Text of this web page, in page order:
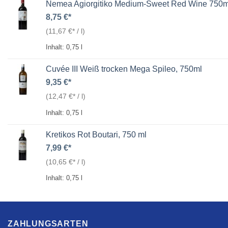
Nemea Agiorgitiko Medium-Sweet Red Wine
8,75 €
(11,67 € / l)
Inhalt: 0,75
Cuvée III Weiß trocken Mega Spileo, 750ml
9,35 €
(12,47 € / l)
Inhalt: 0,75 l
Kretikos Rot Boutari, 750 ml
7,99 €
(10,65 € / l)
Inhalt: 0,75
ZAHLUNGSARTEN